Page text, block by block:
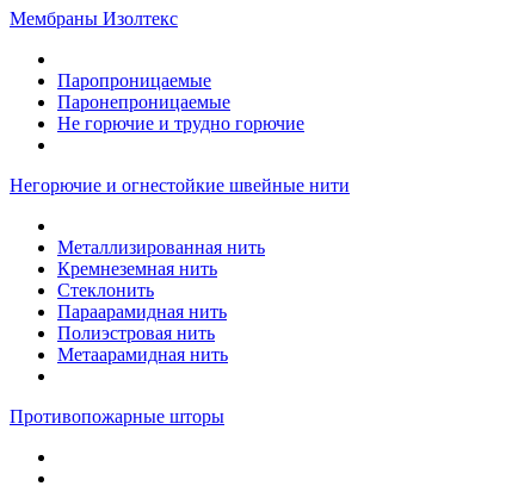
Мембраны Изолтекс
Паропроницаемые
Паронепроницаемые
Не горючие и трудно горючие
Негорючие и огнестойкие швейные нити
Металлизированная нить
Кремнеземная нить
Стеклонить
Параарамидная нить
Полиэстровая нить
Метаарамидная нить
Противопожарные шторы